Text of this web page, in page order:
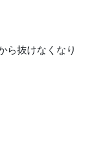
ら抜けなくなり